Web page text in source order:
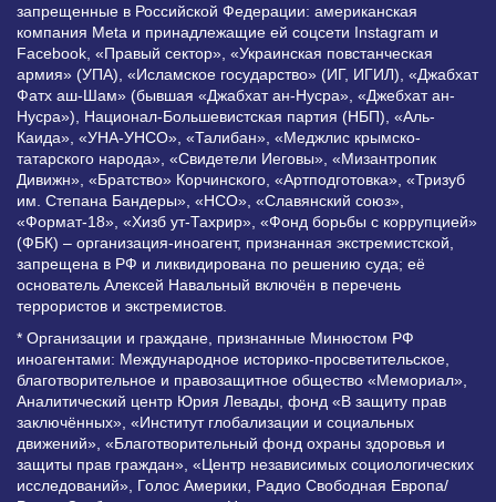
запрещенные в Российской Федерации: американская
компания Meta и принадлежащие ей соцсети Instagram и
Facebook, «Правый сектор», «Украинская повстанческая
армия» (УПА), «Исламское государство» (ИГ, ИГИЛ), «Джабхат
Фатх аш-Шам» (бывшая «Джабхат ан-Нусра», «Джебхат ан-
Нусра»), Национал-Большевистская партия (НБП), «Аль-
Каида», «УНА-УНСО», «Талибан», «Меджлис крымско-
татарского народа», «Свидетели Иеговы», «Мизантропик
Дивижн», «Братство» Корчинского, «Артподготовка», «Тризуб
им. Степана Бандеры», «НСО», «Славянский союз»,
«Формат-18», «Хизб ут-Тахрир», «Фонд борьбы с коррупцией»
(ФБК) – организация-иноагент, признанная экстремистской,
запрещена в РФ и ликвидирована по решению суда; её
основатель Алексей Навальный включён в перечень
террористов и экстремистов.
* Организации и граждане, признанные Минюстом РФ
иноагентами: Международное историко-просветительское,
благотворительное и правозащитное общество «Мемориал»,
Аналитический центр Юрия Левады, фонд «В защиту прав
заключённых», «Институт глобализации и социальных
движений», «Благотворительный фонд охраны здоровья и
защиты прав граждан», «Центр независимых социологических
исследований», Голос Америки, Радио Свободная Европа/